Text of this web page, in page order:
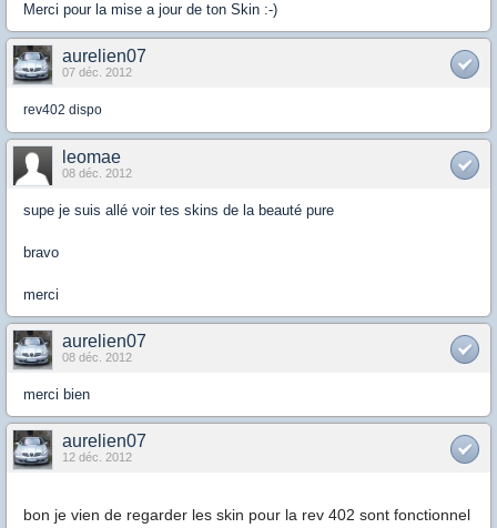
Merci pour la mise a jour de ton Skin :-)
aurelien07
07 déc. 2012
rev402 dispo
leomae
08 déc. 2012
supe je suis allé voir tes skins de la beauté pure
bravo
merci
aurelien07
08 déc. 2012
merci bien
aurelien07
12 déc. 2012
bon je vien de regarder les skin pour la rev 402 sont fonctionnel